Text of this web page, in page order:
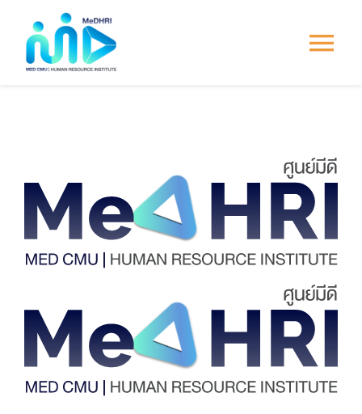
content
ระบบ PMS
Culture &
ข่าวสาร/กิจกรรม
เกี่ยวกับเรา